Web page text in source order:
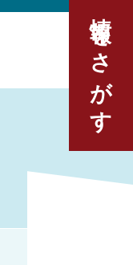
情報をさがす